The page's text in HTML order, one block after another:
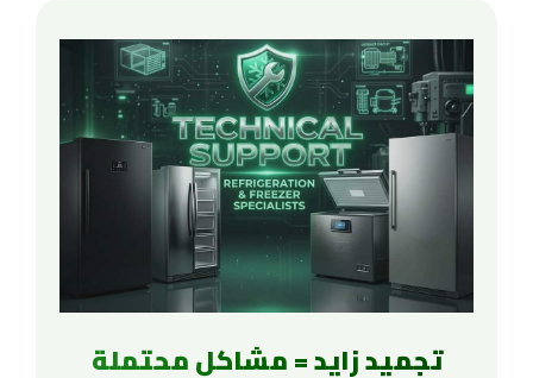
تجميد زايد = مشاكل محتملة